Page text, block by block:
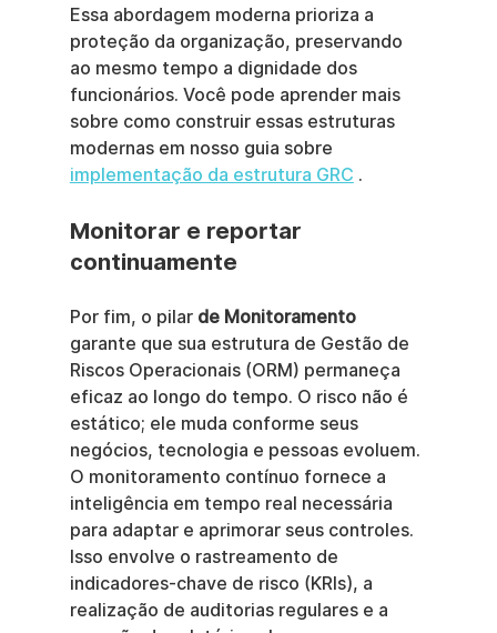
Essa abordagem moderna prioriza a
proteção da organização, preservando
ao mesmo tempo a dignidade dos
funcionários. Você pode aprender mais
sobre como construir essas estruturas
modernas em nosso guia sobre
implementação da estrutura GRC .
Monitorar e reportar
continuamente
Por fim, o pilar de Monitoramento
garante que sua estrutura de Gestão de
Riscos Operacionais (ORM) permaneça
eficaz ao longo do tempo. O risco não é
estático; ele muda conforme seus
negócios, tecnologia e pessoas evoluem.
O monitoramento contínuo fornece a
inteligência em tempo real necessária
para adaptar e aprimorar seus controles.
Isso envolve o rastreamento de
indicadores-chave de risco (KRIs), a
realização de auditorias regulares e a